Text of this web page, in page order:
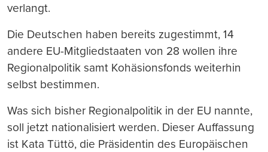
verlangt.
Die Deutschen haben bereits zugestimmt, 14
andere EU-Mitgliedstaaten von 28 wollen ihre
Regionalpolitik samt Kohäsionsfonds weiterhin
selbst bestimmen.
Was sich bisher Regionalpolitik in der EU nannte,
soll jetzt nationalisiert werden. Dieser Auffassung
ist Kata Tüttö, die Präsidentin des Europäischen